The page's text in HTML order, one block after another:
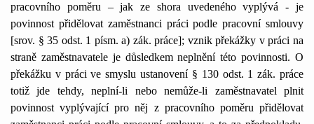
pracovního poměru – jak ze shora uvedeného vyplývá - je
povinnost přidělovat zaměstnanci práci podle pracovní smlouvy
[srov. § 35 odst. 1 písm. a) zák. práce]; vznik překážky v práci na
straně zaměstnavatele je důsledkem neplnění této povinnosti. O
překážku v práci ve smyslu ustanovení § 130 odst. 1 zák. práce
totiž jde tehdy, neplní-li nebo nemůže-li zaměstnavatel plnit
povinnost vyplývající pro něj z pracovního poměru přidělovat